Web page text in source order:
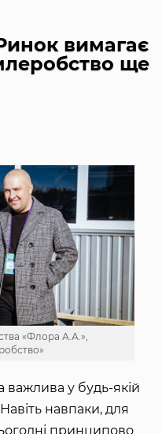
вимагає
ще
«Флора А.А.»,
важлива у будь-якій
навпаки, для
принципово